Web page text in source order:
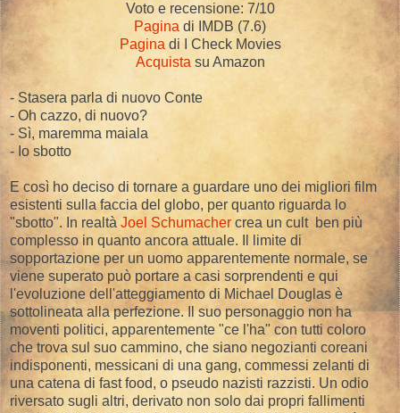
Voto e recensione: 7/10
Pagina di IMDB (7.6)
Pagina di I Check Movies
Acquista su Amazon
- Stasera parla di nuovo Conte
- Oh cazzo, di nuovo?
- Sì, maremma maiala
- Io sbotto
E così ho deciso di tornare a guardare uno dei migliori film
esistenti sulla faccia del globo, per quanto riguarda lo
"sbotto". In realtà Joel Schumacher crea un cult ben più
complesso in quanto ancora attuale. Il limite di
sopportazione per un uomo apparentemente normale, se
viene superato può portare a casi sorprendenti e qui
l'evoluzione dell'atteggiamento di Michael Douglas è
sottolineata alla perfezione. Il suo personaggio non ha
moventi politici, apparentemente "ce l'ha" con tutti coloro
che trova sul suo cammino, che siano negozianti coreani
indisponenti, messicani di una gang, commessi zelanti di
una catena di fast food, o pseudo nazisti razzisti. Un odio
riversato sugli altri, derivato non solo dai propri fallimenti